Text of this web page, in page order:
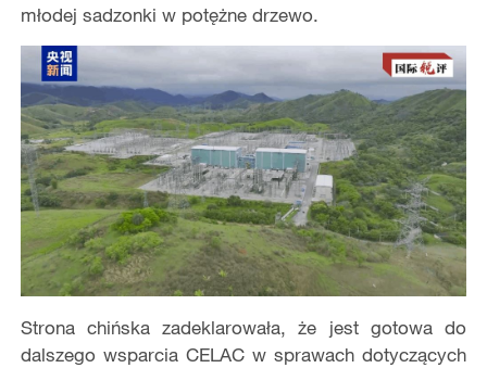
młodej sadzonki w potężne drzewo.
Strona chińska zadeklarowała, że jest gotowa do
dalszego wsparcia CELAC w sprawach dotyczących